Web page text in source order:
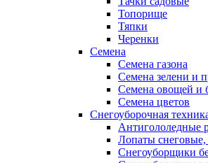
Топорище
Тяпки
Черенки
Семена
Семена газона
Семена зелени и
Семена овощей и
Семена цветов
Снегоуборочная
Антигололедные
Лопаты снеговые,
Снегоуборщики